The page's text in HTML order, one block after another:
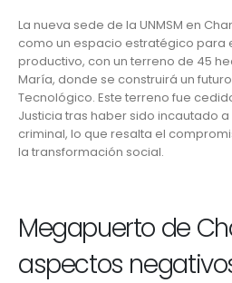
La nueva sede de la UNMSM en
como un espacio estratégico para
productivo, con un terreno de 45
María, donde se construirá un
Tecnológico. Este terreno fue
Justicia tras haber sido incautado
criminal, lo que resalta el
la transformación social.
Megapuerto de
aspectos